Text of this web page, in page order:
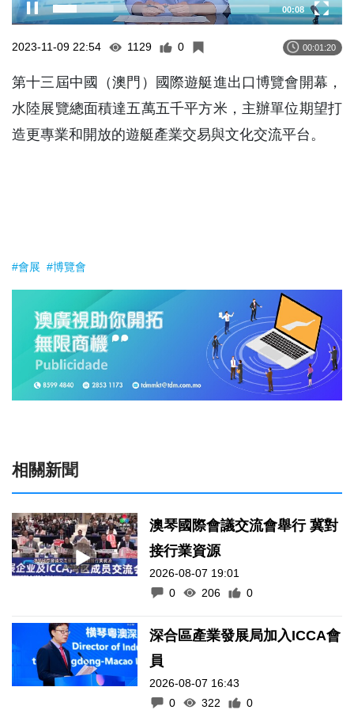
00:09
2023-11-09 22:54 1129 0 00:01:20
第十三屆中國（澳門）國際遊艇進出口博覽會開幕，
水陸展覽總面積達五萬五千平方米，主辦單位期望打
造更專業和開放的遊艇產業交易與文化交流平台。
#會展 #博覽會
相關新聞
澳琴國際會議交流會舉行 冀對
接行業資源
2026-08-07 19:01
0
206 0
深合區產業發展局加入ICCA會
員
2026-08-07 16:43
0
322 0